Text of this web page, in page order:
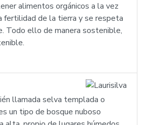
alimentos orgánicos a la vez
fertilidad de la tierra y se respeta
Todo ello de manera sostenible,
llamada selva templada o
un tipo de bosque nuboso